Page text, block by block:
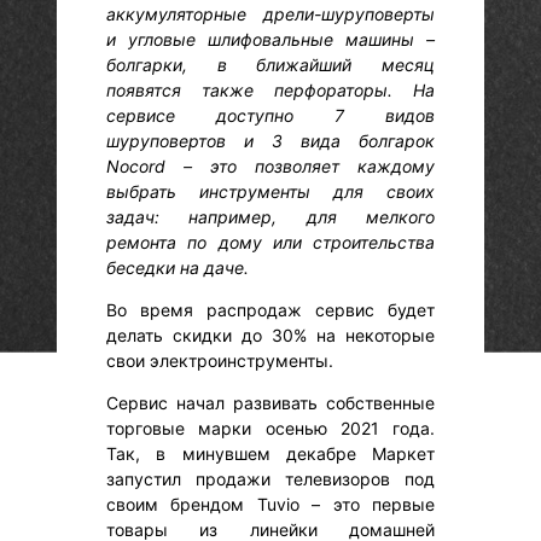
аккумуляторные дрели-шуруповерты
и угловые шлифовальные машины –
болгарки, в ближайший месяц
появятся также перфораторы. На
сервисе доступно 7 видов
шуруповертов и 3 вида болгарок
Nocord – это позволяет каждому
выбрать инструменты для своих
задач: например, для мелкого
ремонта по дому или строительства
беседки на даче.
Во время распродаж сервис будет
делать скидки до 30% на некоторые
свои электроинструменты.
Сервис начал развивать собственные
торговые марки осенью 2021 года.
Так, в минувшем декабре Маркет
запустил продажи телевизоров под
своим брендом Tuvio – это первые
товары из линейки домашней